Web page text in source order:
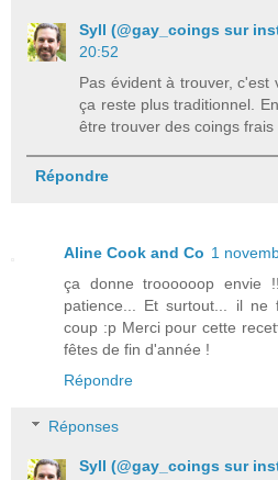
Syll (@gay_coings sur
20:52
Pas évident à trouver, c'est
ça reste plus traditionnel.
être trouver des coings
Répondre
Aline Cook and Co 1
ça donne troooooop envie
patience... Et surtout... il ne
coup :p Merci pour cette
fêtes de fin d'année !
Répondre
Réponses
Syll (@gay_coings sur